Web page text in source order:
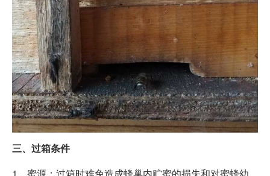
三、过箱条件